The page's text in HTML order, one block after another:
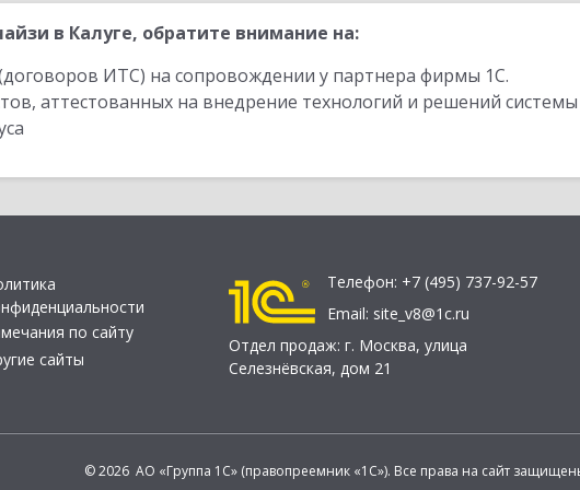
в Калуге, обратите внимание на:
ИТС) на сопровождении у партнера фирмы 1С.
аттестованных на внедрение технологий и решений
по сайту
сайты
Телефон: +7 (495) 737-92-57
Email: site_v8@1c.ru
Отдел продаж: г. Москва, улица
Селезнёвская, дом 21
© 2026 АО «Группа 1С» (правопреемник «1С»). Все права на сайт